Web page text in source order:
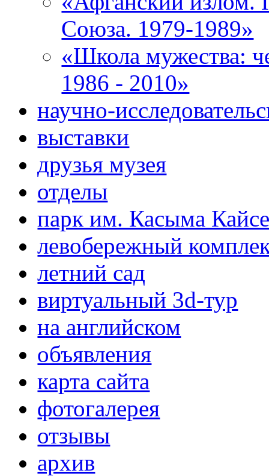
Союза. 1979-1989»
«Школа мужества:
1986 - 2010»
научно-
выставки
друзья музея
отделы
парк им. Касыма
левобережный
летний сад
виртуальный 3d-тур
на английском
объявления
карта сайта
фотогалерея
отзывы
архив